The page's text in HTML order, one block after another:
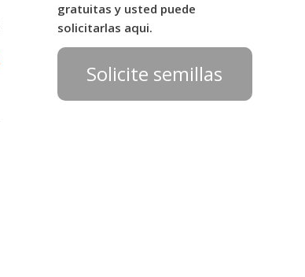
gratuitas y usted puede
solicitarlas aqui.
Solicite semillas